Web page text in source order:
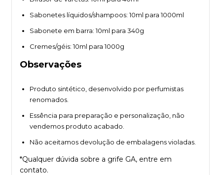
Sabonetes líquidos/shampoos: 10ml para 1000ml
Sabonete em barra: 10ml para 340g
Cremes/géis: 10ml para 1000g
Observações
Produto sintético, desenvolvido por perfumistas
renomados.
Essência para preparação e personalização, não
vendemos produto acabado.
Não aceitamos devolução de embalagens violadas.
*Qualquer dúvida sobre a grife GA, entre em
contato.